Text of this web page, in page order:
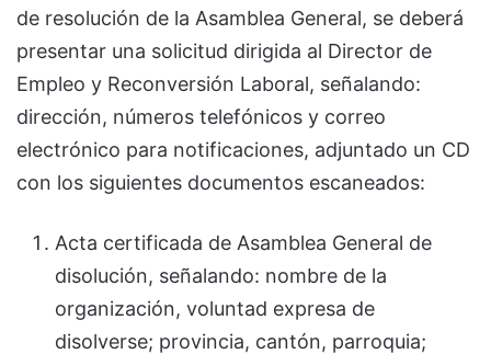
de resolución de la Asamblea General, se deberá
presentar una solicitud dirigida al Director de
Empleo y Reconversión Laboral, señalando:
dirección, números telefónicos y correo
electrónico para notificaciones, adjuntado un CD
con los siguientes documentos escaneados:
Acta certificada de Asamblea General de
disolución, señalando: nombre de la
organización, voluntad expresa de
disolverse; provincia, cantón, parroquia;